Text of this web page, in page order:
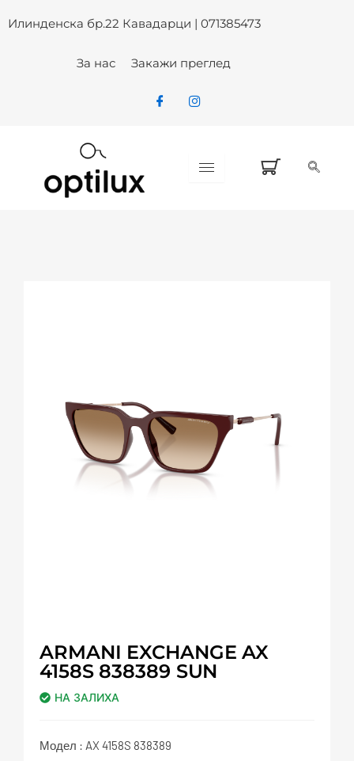
toИлинденска бр.22 Кавадарци | 071385473
За нас Закажи преглед
ARMANI EXCHANGE AX
4158S 838389 SUN
НА ЗАЛИХА
Модел : AX 4158S 838389